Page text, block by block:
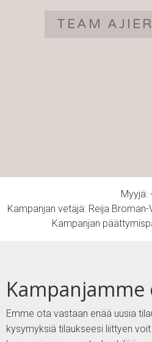
TEAM
Myyjä:
Kampanjan vetäjä: Reija
Kampanjan
Emme ota vastaan enää uusia
kysymyksiä tilaukseesi liittyen